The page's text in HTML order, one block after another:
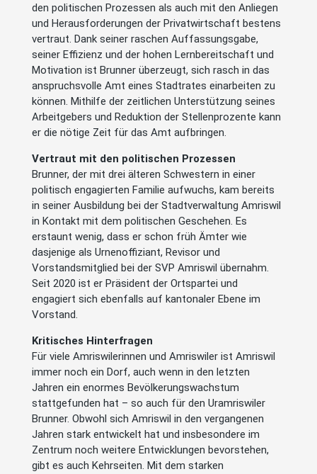
den politischen Prozessen als auch mit den Anliegen
und Herausforderungen der Privatwirtschaft bestens
vertraut. Dank seiner raschen Auffassungsgabe,
seiner Effizienz und der hohen Lernbereitschaft und
Motivation ist Brunner überzeugt, sich rasch in das
anspruchsvolle Amt eines Stadtrates einarbeiten zu
können. Mithilfe der zeitlichen Unterstützung seines
Arbeitgebers und Reduktion der Stellenprozente kann
er die nötige Zeit für das Amt aufbringen.
Vertraut mit den politischen Prozessen
Brunner, der mit drei älteren Schwestern in einer
politisch engagierten Familie aufwuchs, kam bereits
in seiner Ausbildung bei der Stadtverwaltung Amriswil
in Kontakt mit dem politischen Geschehen. Es
erstaunt wenig, dass er schon früh Ämter wie
dasjenige als Urnenoffiziant, Revisor und
Vorstandsmitglied bei der SVP Amriswil übernahm.
Seit 2020 ist er Präsident der Ortspartei und
engagiert sich ebenfalls auf kantonaler Ebene im
Vorstand.
Kritisches Hinterfragen
Für viele Amriswilerinnen und Amriswiler ist Amriswil
immer noch ein Dorf, auch wenn in den letzten
Jahren ein enormes Bevölkerungswachstum
stattgefunden hat – so auch für den Uramriswiler
Brunner. Obwohl sich Amriswil in den vergangenen
Jahren stark entwickelt hat und insbesondere im
Zentrum noch weitere Entwicklungen bevorstehen,
gibt es auch Kehrseiten. Mit dem starken